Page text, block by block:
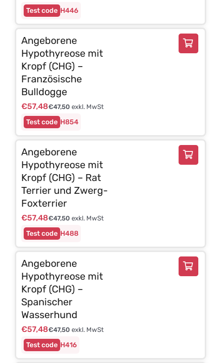
H446
H854
Angeborene
Hypothyreose mit
Kropf (CHG) –
Französische
Bulldogge
€57,48€47,50 exkl. MwSt
H488
Angeborene
Hypothyreose mit
Kropf (CHG) – Rat
Terrier und Zwerg-
Foxterrier
€57,48€47,50 exkl. MwSt
H416
Angeborene
Hypothyreose mit
Kropf (CHG) –
Spanischer
Wasserhund
€57,48€47,50 exkl. MwSt